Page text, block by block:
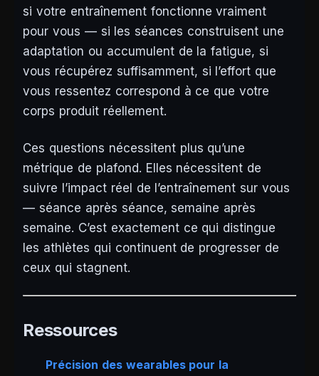
si votre entraînement fonctionne vraiment
pour vous — si les séances construisent une
adaptation ou accumulent de la fatigue, si
vous récupérez suffisamment, si l’effort que
vous ressentez correspond à ce que votre
corps produit réellement.
Ces questions nécessitent plus qu’une
métrique de plafond. Elles nécessitent de
suivre l’impact réel de l’entraînement sur vous
— séance après séance, semaine après
semaine. C’est exactement ce qui distingue
les athlètes qui continuent de progresser de
ceux qui stagnent.
Ressources
Précision des wearables pour la